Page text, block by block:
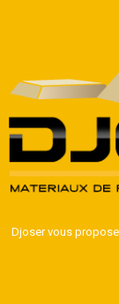
Djoser vous